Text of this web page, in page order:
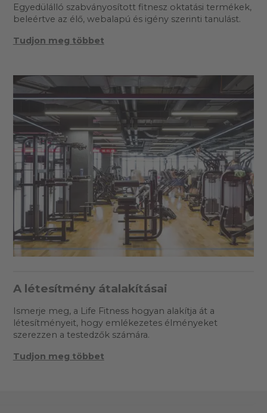
Egyedülálló szabványosított fitnesz oktatási termékek,
beleértve az élő, webalapú és igény szerinti tanulást.
Tudjon meg többet
A létesítmény átalakításai
Ismerje meg, a Life Fitness hogyan alakítja át a
létesítményeit, hogy emlékezetes élményeket
szerezzen a testedzők számára.
Tudjon meg többet